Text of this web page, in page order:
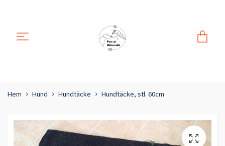
Hem Hund Hundtäcke Hundtäcke, stl. 60cm